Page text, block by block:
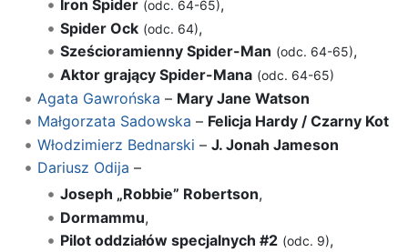
Iron Spider (odc. 64-65),
Spider Ock (odc. 64),
Sześcioramienny Spider-Man (odc. 64-65),
Aktor grający Spider-Mana (odc. 64-65)
Agata Gawrońska – Mary Jane Watson
Małgorzata Sadowska – Felicja Hardy / Czarny Kot
Włodzimierz Bednarski – J. Jonah Jameson
Dariusz Odija –
Joseph „Robbie” Robertson,
Dormammu,
Pilot oddziałów specjalnych #2 (odc. 9),